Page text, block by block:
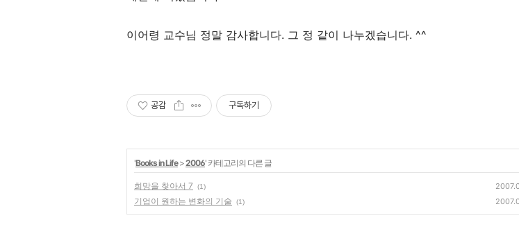
이어령 교수님 정말 감사합니다. 그 정 같이 나누겠습니다. ^^
공감 구독하기
'Books in Life>2006' 카테고리의 다른 글
희망을 찾아서 7 (1)
기업이 원하는 변화의 기술 (1)